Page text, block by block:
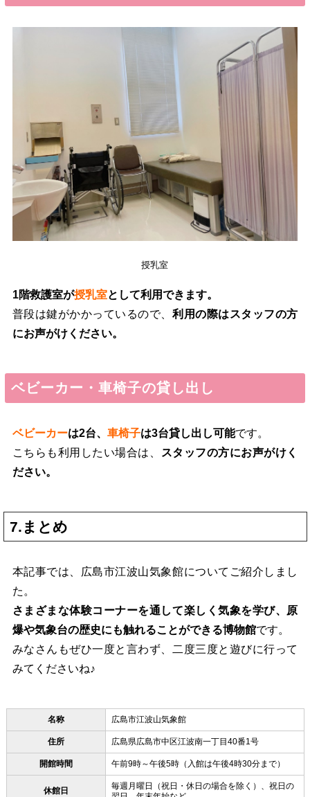
授乳室
1階救護室が授乳室として利用できます。
普段は鍵がかかっているので、 利用の際はスタッフの方
にお声がけください。
ベビーカー・車椅子の貸し出し
ベビーカーは2台、 車椅子は3台貸し出し可能です。
こちらも利用したい場合は、
スタッフの方にお声がけく
ださい。
7.まとめ
本記事では、広島市江波山気象館についてご紹介しまし
た。
さまざまな体験コーナーを通して楽しく気象を学び、原
爆や気象台の歴史にも触れることができる博物館です。
みなさんもぜひ一度と言わず、二度三度と遊びに行って
みてくださいね♪
名称 広島市江波山気象館
住所 広島県広島市中区江波南一丁目40番1号
開館時間 午前9時～午後5時（入館は午後4時30分まで）
休館日
毎週月曜日（祝日・休日の場合を除く）、祝日の